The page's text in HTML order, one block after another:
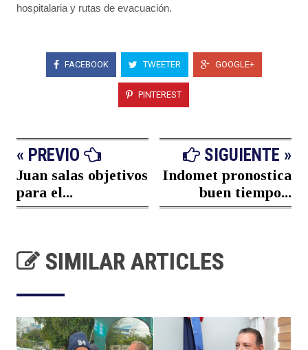
hospitalaria y rutas de evacuación.
FACEBOOK TWEETER GOOGLE+
PINTEREST
« PREVIO
Juan salas objetivos
para el...
SIGUIENTE »
Indomet pronostica
buen tiempo...
SIMILAR ARTICLES